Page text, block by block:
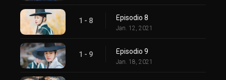
1 - 8 Episodio 8
Jan. 12, 2021
1 - 9 Episodio 9
Jan. 18, 2021